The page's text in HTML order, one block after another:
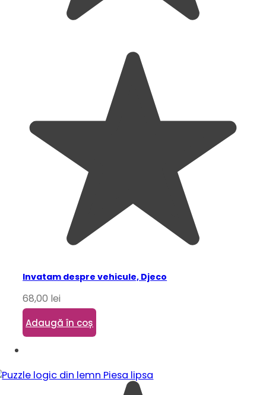
Invatam despre vehicule, Djeco
68,00 lei
Adaugă în coș